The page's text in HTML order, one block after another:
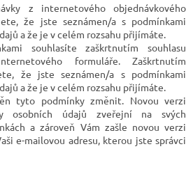
z internetového objednávkového
že jste seznámen/a s podmínkami
a že je v celém rozsahu přijímáte.
souhlasíte zaškrtnutím souhlasu
formuláře. Zaškrtnutím
že jste seznámen/a s podmínkami
a že je v celém rozsahu přijímáte.
tyto podmínky změnit. Novou verzi
osobních údajů zveřejní na svých
a zároveň Vám zašle novou verzi
e-mailovou adresu, kterou jste správci